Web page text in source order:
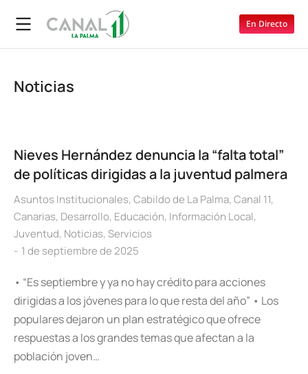
En Directo
Noticias
Nieves Hernández denuncia la “falta total”
de políticas dirigidas a la juventud palmera
Asuntos Institucionales, Cabildo de La Palma, Canal 11,
Canarias, Desarrollo, Educación, Información Local,
Juventud, Noticias, Servicios
1 de septiembre de 2025
• “Es septiembre y ya no hay crédito para acciones
dirigidas a los jóvenes para lo que resta del año” • Los
populares dejaron un plan estratégico que ofrece
respuestas a los grandes temas que afectan a la
población joven…